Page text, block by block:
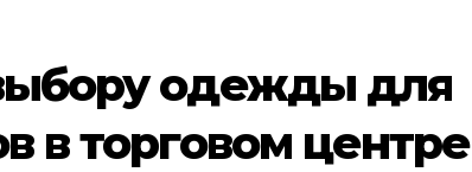
одежды для
в торговом центре